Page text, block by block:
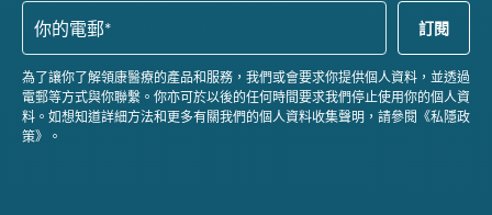
為了讓你了解領康醫療的產品和服務，我們或會要求你提供個人資料，並透過
電郵等方式與你聯繫。你亦可於以後的任何時間要求我們停止使用你的個人資
料。如想知道詳細方法和更多有關我們的個人資料收集聲明，請參閱《私隱政
策》。